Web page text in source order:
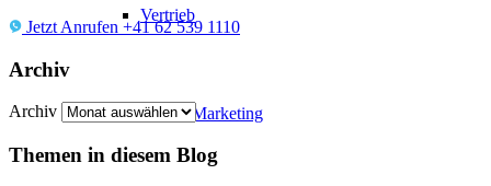
Vertrieb
Online Marketing
Jetzt Anrufen +41 62 539 1110
Archiv
Archiv
Themen in diesem Blog